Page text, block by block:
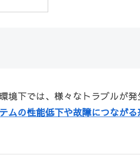
境下では、様々なトラブルが
ムの性能低下や故障につながる